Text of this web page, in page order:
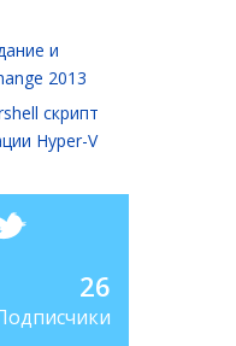
и
2013
cкрипт
Hyper-V
26